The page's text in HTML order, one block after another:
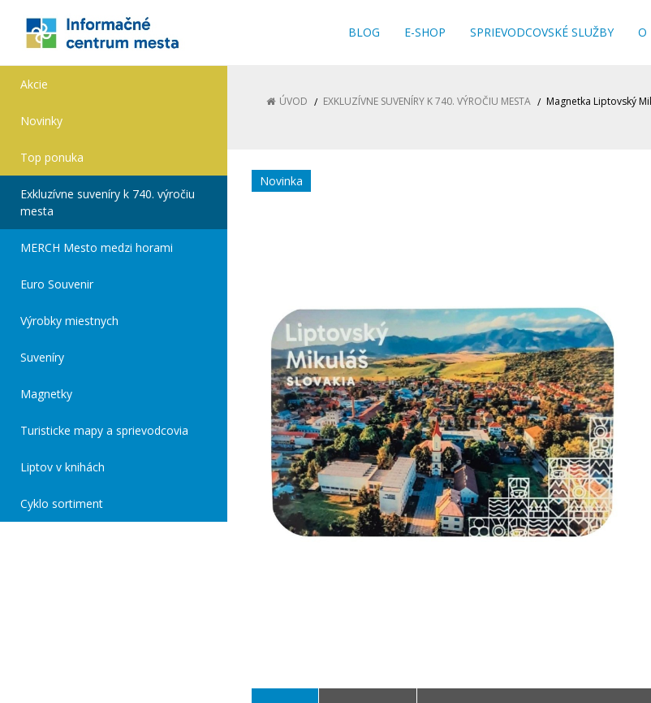
BLOG E-SHOP SPRIEVODCOVSKÉ SLUŽBY O
Akcie
Novinky
Top ponuka
Exkluzívne suveníry k 740. výročiu
mesta
MERCH Mesto medzi horami
Euro Souvenir
Výrobky miestnych
Suveníry
Magnetky
Turisticke mapy a sprievodcovia
Liptov v knihách
Cyklo sortiment
ÚVOD EXKLUZÍVNE SUVENÍRY K 740. VÝROČIU MESTA Magnetka Liptovský
Novinka